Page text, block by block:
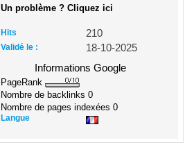
Un problème ? Cliquez ici
Hits 210
Validé le :
18-10-2025
Informations Google
PageRank
Nombre de backlinks 0
Nombre de pages indexées 0
Langue